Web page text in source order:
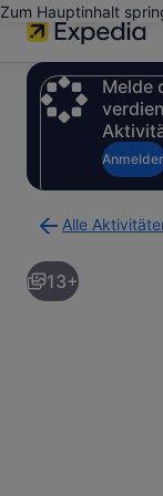
Zum Hauptinhalt
Melde
Alle
zur
Ergebnisseite
für
13+